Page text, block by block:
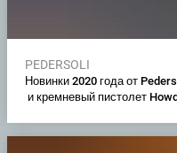
PEDERSOLI
Новинки 2020 года от
и кремневый пистолет